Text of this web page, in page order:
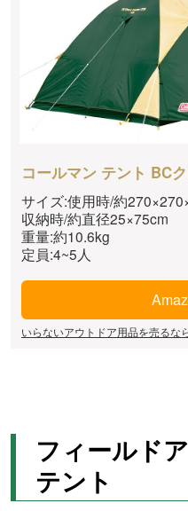
コールマン テント BC
サイズ:使用時/約
収納時/約直径25×75cm
重量:約10.6kg
定員:4~5人
いらないアウトドア用品を売るな
フィールド
テント